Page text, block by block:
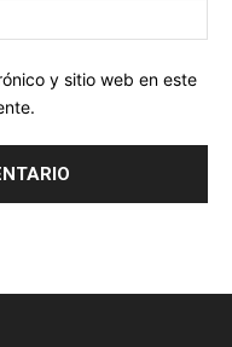
y sitio web en este